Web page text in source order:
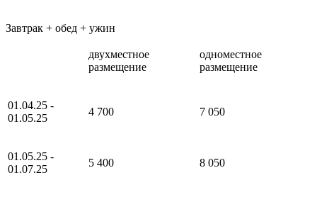
Завтрак + обед + ужин
двухместное
размещение
одноместное
размещение
01.04.25 -
01.05.25
4 700 7 050
01.05.25 -
01.07.25
5 400 8 050